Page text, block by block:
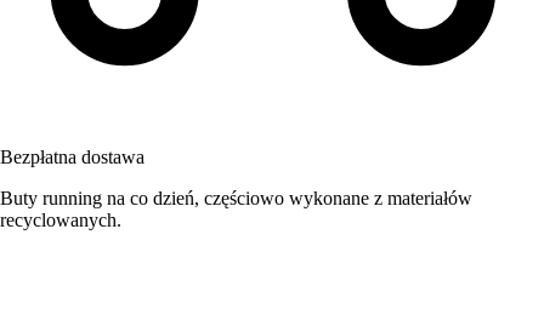
Bezpłatna dostawa
Buty running na co dzień, częściowo wykonane z materiałów
recyclowanych.